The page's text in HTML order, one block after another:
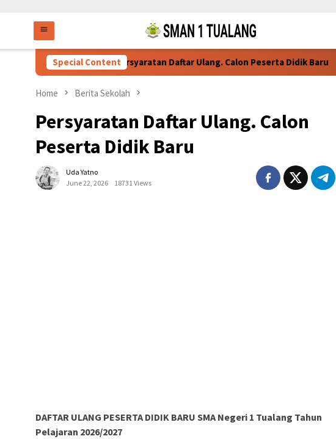
Special Content
Persyaratan Daftar Ulang. Calon Peserta Didik Baru 76
Home Berita Sekolah
Persyaratan Daftar Ulang. Calon
Peserta Didik Baru
Uda Yatno
June 22, 2026
18731 Views
DAFTAR ULANG PESERTA DIDIK BARU SMA Negeri 1 Tualang Tahun
Pelajaran 2026/2027